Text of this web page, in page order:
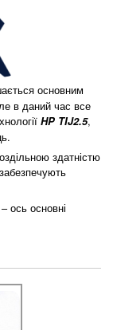
основним
в даний час все
HP TIJ2.5,
здатністю
ось основні